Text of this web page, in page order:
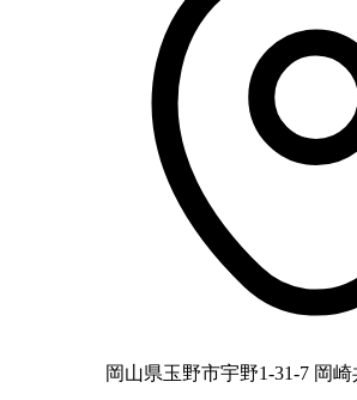
岡山県玉野市宇野1-31-7 岡